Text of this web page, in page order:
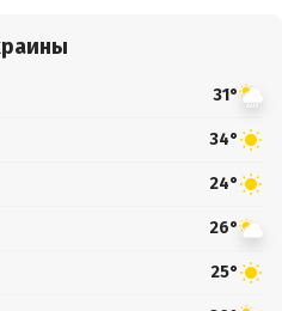
31°
34°
24°
26°
25°